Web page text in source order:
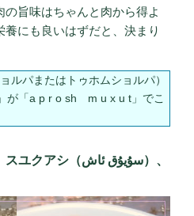
旨味はちゃんと肉から得よ
にも良いはずだと、決まり